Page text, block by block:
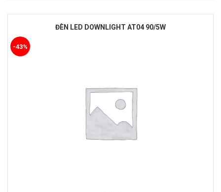
ĐÈN LED DOWNLIGHT AT04 90/5W
-43%